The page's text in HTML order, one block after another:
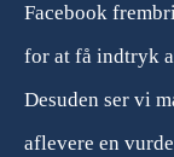
Facebook
for at få indtryk
Desuden ser vi
aflevere en